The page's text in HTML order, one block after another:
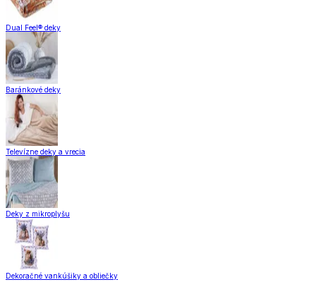
Dual Feel® deky
Baránkové deky
Televízne deky a vrecia
Deky z mikroplyšu
Dekoračné vankúšiky a obliečky